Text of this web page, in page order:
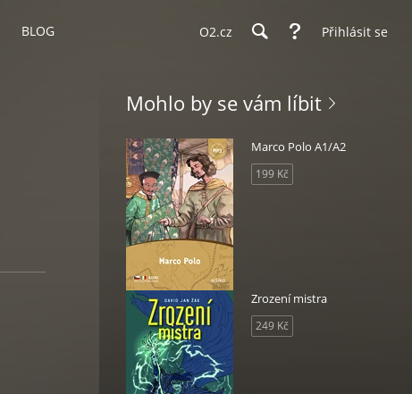
BLOG O2.cz Přihlásit se
Mohlo by se vám líbit
Marco Polo A1/A2
199 Kč
Zrození mistra
249 Kč